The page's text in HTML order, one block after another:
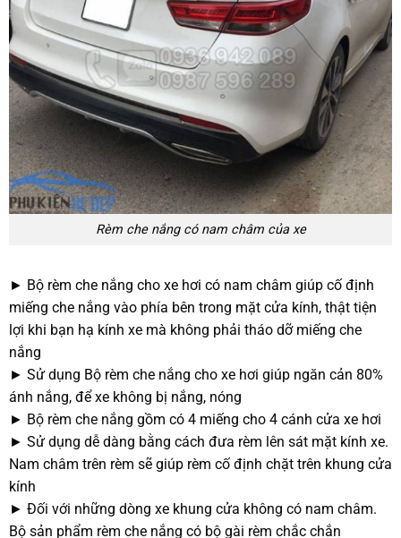
Rèm che nắng có nam châm của xe
► Bộ rèm che nắng cho xe hơi có nam châm giúp cố định
miếng che nắng vào phía bên trong mặt cửa kính, thật tiện
lợi khi bạn hạ kính xe mà không phải tháo dỡ miếng che
nắng
► Sử dụng Bộ rèm che nắng cho xe hơi giúp ngăn cản 80%
ánh nắng, để xe không bị nắng, nóng
► Bộ rèm che nắng gồm có 4 miếng cho 4 cánh cửa xe hơi
► Sử dụng dễ dàng bằng cách đưa rèm lên sát mặt kính xe.
Nam châm trên rèm sẽ giúp rèm cố định chặt trên khung cửa
kính
► Đối với những dòng xe khung cửa không có nam châm.
Bộ sản phẩm rèm che nắng có bộ gài rèm chắc chắn